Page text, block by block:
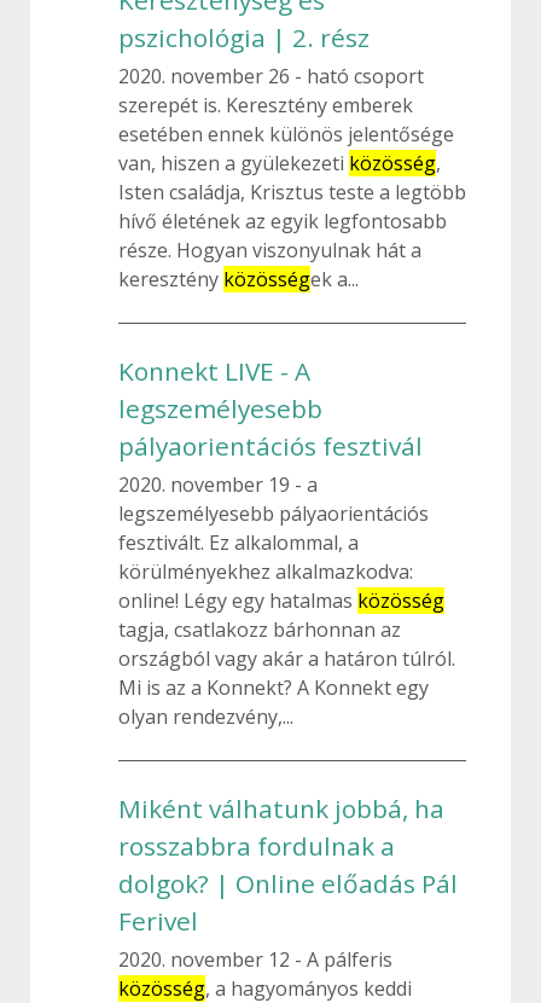
pszichológia | 2. rész
2020. november 26
ható csoport
szerepét is. Keresztény emberek
esetében ennek különös jelentősége
van, hiszen a gyülekezeti közösség,
Isten családja, Krisztus teste a legtöbb
hívő életének az egyik legfontosabb
része. Hogyan viszonyulnak hát a
keresztény közösségek a...
Konnekt LIVE - A
legszemélyesebb
pályaorientációs fesztivál
2020. november 19
a
legszemélyesebb pályaorientációs
fesztivált. Ez alkalommal, a
körülményekhez alkalmazkodva:
online! Légy egy hatalmas közösség
tagja, csatlakozz bárhonnan az
országból vagy akár a határon túlról.
Mi is az a Konnekt? A Konnekt egy
olyan rendezvény,...
Miként válhatunk jobbá, ha
rosszabbra fordulnak a
dolgok? | Online előadás Pál
Ferivel
2020. november 12
A pálferis
közösség, a hagyományos keddi